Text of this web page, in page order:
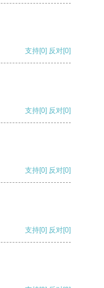
支持[0] 反对[0]
支持[0] 反对[0]
支持[0] 反对[0]
支持[0] 反对[0]